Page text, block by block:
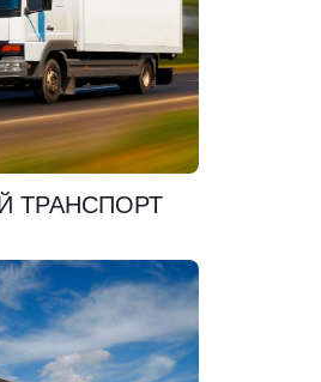
ТРАНСПОРТ